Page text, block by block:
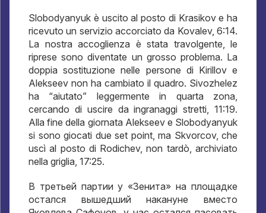
Slobodyanyuk è uscito al posto di Krasikov e ha
ricevuto un servizio accorciato da Kovalev, 6:14.
La nostra accoglienza è stata travolgente, le
riprese sono diventate un grosso problema. La
doppia sostituzione nelle persone di Kirillov e
Alekseev non ha cambiato il quadro. Sivozhelez
ha “aiutato” leggermente in quarta zona,
cercando di uscire da ingranaggi stretti, 11:19.
Alla fine della giornata Alekseev e Slobodyanyuk
si sono giocati due set point, ma Skvorcov, che
uscì al posto di Rodichev, non tardò, archiviato
nella griglia, 17:25.
В третьей партии у «Зенита» на площадке
остался вышедший накануне вместо